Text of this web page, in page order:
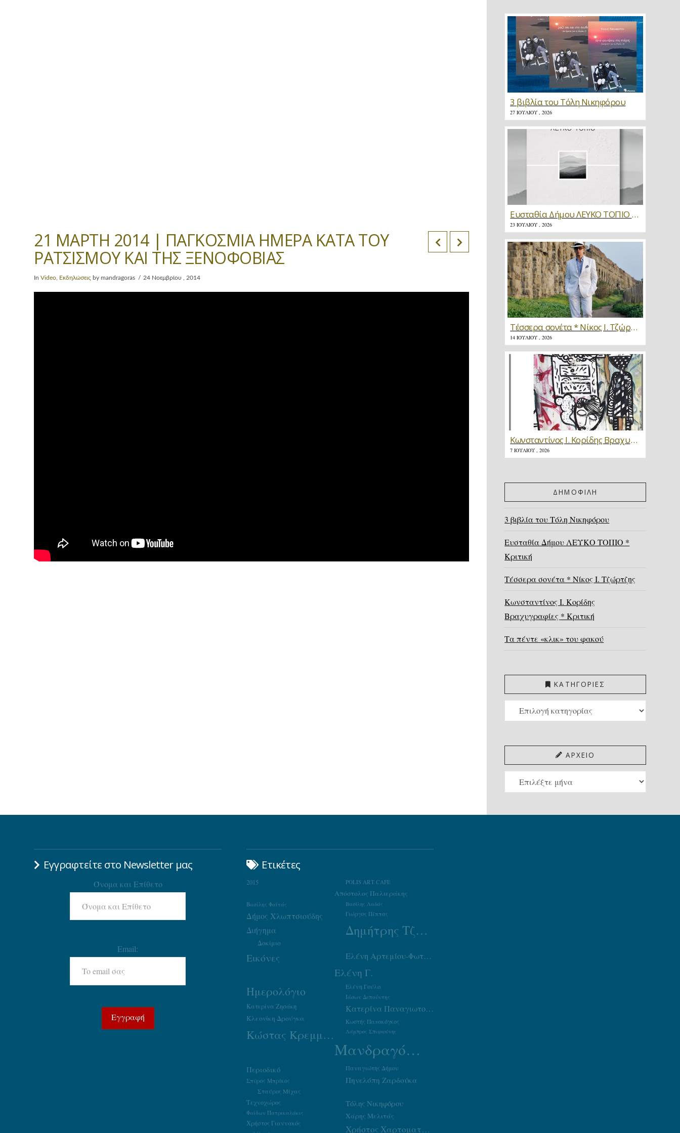
21 ΜΑΡΤΗ 2014 | ΠΑΓΚΟΣΜΙΑ ΗΜΕΡΑ ΚΑΤΑ ΤΟΥ
ΡΑΤΣΙΣΜΟΥ ΚΑΙ ΤΗΣ ΞΕΝΟΦΟΒΙΑΣ
InVideo Εκδηλώσεις by mandragoras 24 Νοεμβρίου , 2014
3 βιβλία του Τόλη Νικηφόρου
27 ΙΟΥΛΊΟΥ , 2026
Ευσταθία Δήμου ΛΕΥΚΟ ΤΟΠΙΟ * Κριτική
23 ΙΟΥΛΊΟΥ , 2026
Τέσσερα σονέτα * Νίκος Ι. Τζώρτζης
14 ΙΟΥΛΊΟΥ , 2026
Κωνσταντίνος Ι. Κορίδης Βραχυγραφίες * Κριτική
7 ΙΟΥΛΊΟΥ , 2026
ΔΗΜΟΦΙΛΗ
3 βιβλία του Τόλη Νικηφόρου
Ευσταθία Δήμου ΛΕΥΚΟ ΤΟΠΙΟ *
Κριτική
Τέσσερα σονέτα * Νίκος Ι. Τζώρτζης
Κωνσταντίνος Ι. Κορίδης
Βραχυγραφίες * Κριτική
Τα πέντε «κλικ» του φακού
ΚΑΤΗΓΟΡΙΕΣ
ΚΑΤΗΓΟΡΙΕΣ
ΑΡΧΕΙΟ
ΑΡΧΕΙΟ
Εγγραφτείτε στο Newsletter μας
Όνομα και Επίθετο
Email:
Ετικέτες
2015 POLIS ART CAFE
Απόστολος Παλιεράκης
Βασίλης Λαδάς
Βασίλης Φαϊτάς
Γιώργος Πέππας
Δήμος Χλωπτσιούδης
Δημήτρης Τζουμάκας
Διήγημα
Δοκίμιο
Εικόνες Ελένη Αρτεμίου-Φωτιάδου
Ελένη Γ.
Ελένη Γούλα
Ημερολόγιο Ιάσων Δεπούντης
Κατερίνα Ζησάκη Κατερίνα Παναγιωτοπούλου
Κλεονίκη Δρούγκα Κωστής Παπακόγκος
Κώστας Κρεμμύδας Λάμπρος Σπυριούνης
Μανδραγόρας
Παναγιώτης Δήμου
Περιοδικό
Πηνελόπη Ζαρδούκα
Σπύρος Μπρίκος
Σταύρος Μίχας
Τεχνοχώρος
Τόλης Νικηφόρου
Φαίδων Πατρικαλάκις Χάρης Μελιτάς
Χρήστος Γιαννακός
Χρήστος Χαρτοματσίδης